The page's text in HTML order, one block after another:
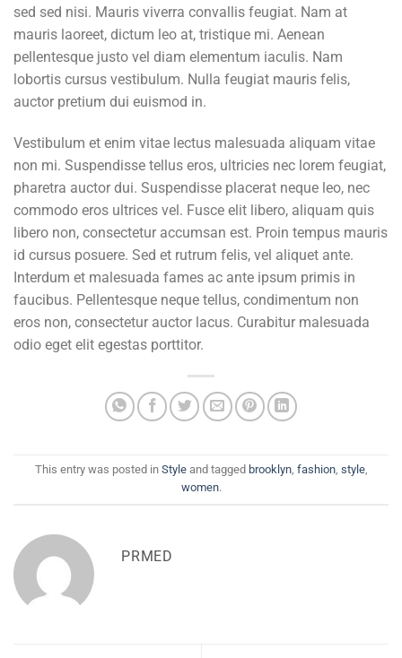
sed sed nisi. Mauris viverra convallis feugiat. Nam at
mauris laoreet, dictum leo at, tristique mi. Aenean
pellentesque justo vel diam elementum iaculis. Nam
lobortis cursus vestibulum. Nulla feugiat mauris felis,
auctor pretium dui euismod in.
Vestibulum et enim vitae lectus malesuada aliquam vitae
non mi. Suspendisse tellus eros, ultricies nec lorem feugiat,
pharetra auctor dui. Suspendisse placerat neque leo, nec
commodo eros ultrices vel. Fusce elit libero, aliquam quis
libero non, consectetur accumsan est. Proin tempus mauris
id cursus posuere. Sed et rutrum felis, vel aliquet ante.
Interdum et malesuada fames ac ante ipsum primis in
faucibus. Pellentesque neque tellus, condimentum non
eros non, consectetur auctor lacus. Curabitur malesuada
odio eget elit egestas porttitor.
This entry was posted in Styleand tagged brooklyn, fashion, style,
women.
PRMED